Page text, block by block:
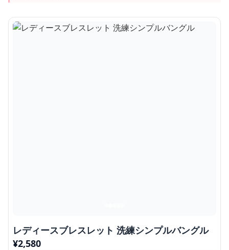
レディースブレスレット 洗練シンプルバングル
¥2,580